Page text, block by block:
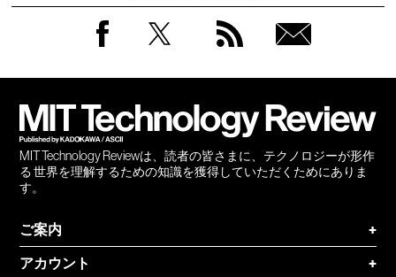
MIT Technology Reviewは、読者の皆さまに、テクノロジーが形作
る 世界を理解するための知識を獲得していただくためにありま
す。
ご案内
+
アカウント
+